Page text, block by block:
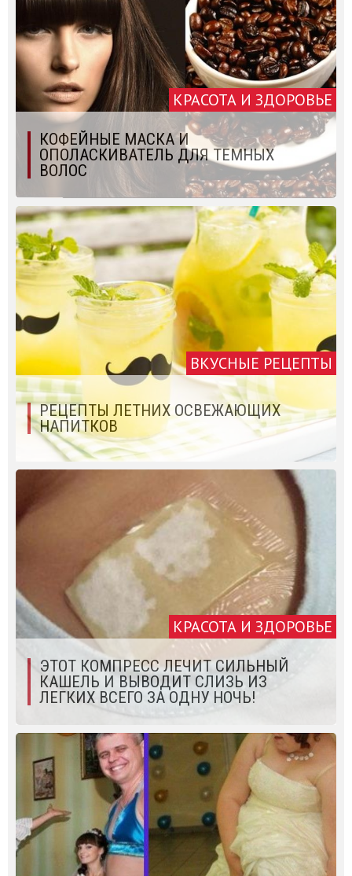
КРАСОТА И ЗДОРОВЬЕ
КОФЕЙНЫЕ МАСКА И
ОПОЛАСКИВАТЕЛЬ ДЛЯ ТЕМНЫХ
ВОЛОС
ВКУСНЫЕ РЕЦЕПТЫ
PЕЦЕПТЫ ЛЕТНИХ ОСВЕЖАЮЩИХ
НАПИТКОВ
КРАСОТА И ЗДОРОВЬЕ
ЭТОТ КОМПРЕСС ЛЕЧИТ СИЛЬНЫЙ
КАШЕЛЬ И ВЫВОДИТ СЛИЗЬ ИЗ
ЛЕГКИХ ВСЕГО ЗА ОДНУ НОЧЬ!